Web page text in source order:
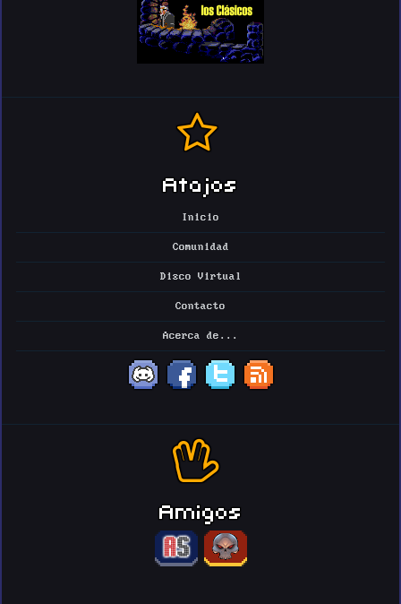
Atajos
Inicio
Comunidad
Disco Virtual
Contacto
Acerca de...
Amigos